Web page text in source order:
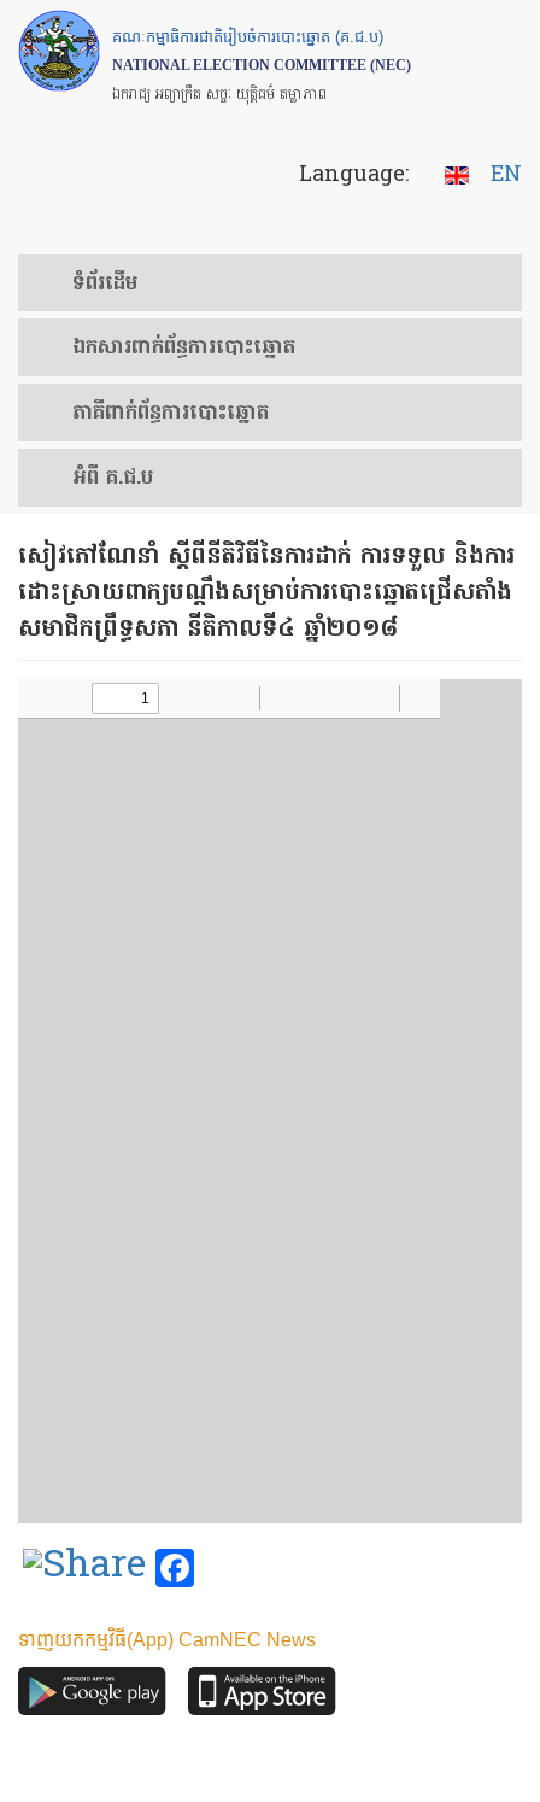
Skip
to
main
គណៈកម្មាធិការជាតិរៀបចំការបោះឆ្នោត (គ.ជ.ប)
NATIONAL ELECTION COMMITTEE (NEC)
ឯករាជ្យ អព្យាក្រឹត សច្ចៈ យុត្តិធម៌ តម្លាភាព
Language: EN
ទំព័រ​ដើម
ឯកសារ​ពាក់ព័ន្ធ​ការ​បោះឆ្នោត
​ភាគីពាក់ព័ន្ធ​​ការ​បោះឆ្នោត
អំពី គ.ជ.ប
សៀវភៅ​ណែនាំ​ ​ស្ដីពី​នីតិវិធី​នៃ​ការ​ដាក់​ ​ការ​ទទួល​ ​និង​ការ​
ដោះស្រាយ​ពាក្យបណ្ដឹង​សម្រាប់​ការបោះឆ្នោត​ជ្រើសតាំង​
សមាជិកព្រឹទ្ធសភា​ ​នីតិកាល​ទី៤​ ​ឆ្នាំ២០១៨​
ទាញយកកម្មវិធី(App) CamNEC News